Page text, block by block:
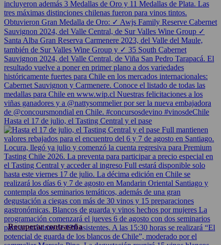
Hasta el 17 de julio, el Tasting Central y el pase
Recuperar contraseña